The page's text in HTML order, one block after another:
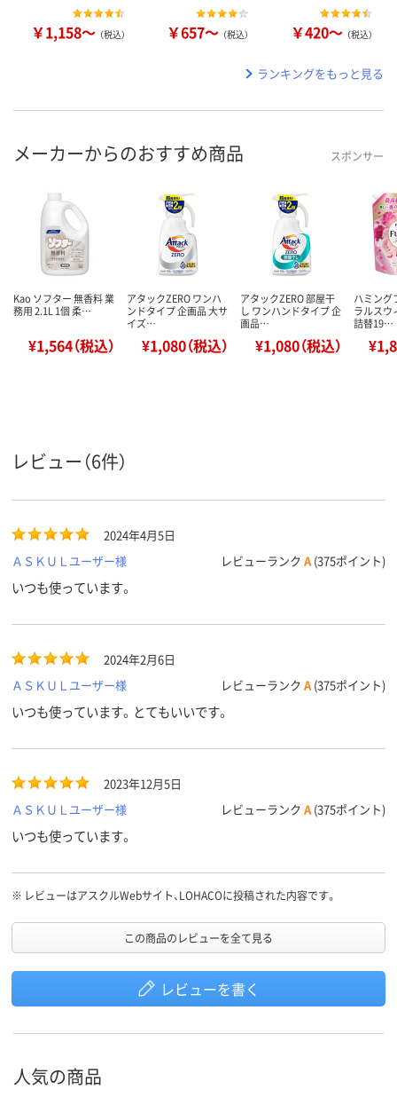
￥1,158～ （税込） ￥657～ （税込） ￥420～ （税込）
ランキングをもっと見る
メーカーからのおすすめ商品 スポンサー
Kao ソフター 無香料 業
務用 2.1L 1個 柔…
¥1,564（税込）
アタックZERO ワンハ
ンドタイプ 企画品 大サ
イズ…
¥1,080（税込）
アタックZERO 部屋干
し ワンハンドタイプ 企
画品…
¥1,080（税込）
ハミング
ラルスウ
詰替19…
レビュー（6件）
2024年4月5日
ＡＳＫＵＬユーザー様
レビューランク A (375ポイント)
いつも使っています。
2024年2月6日
ＡＳＫＵＬユーザー様
レビューランク A (375ポイント)
いつも使っています。とてもいいです。
2023年12月5日
ＡＳＫＵＬユーザー様
レビューランク A (375ポイント)
いつも使っています。
※ レビューはアスクルWebサイト、LOHACOに投稿された内容です。
この商品のレビューを全て見る
レビューを書く
人気の商品